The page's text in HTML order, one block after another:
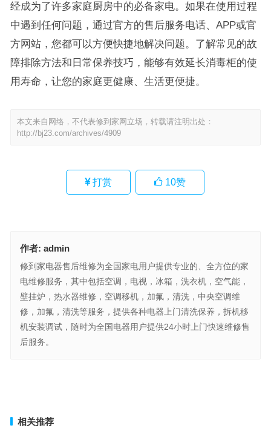
经成为了许多家庭厨房中的必备家电。如果在使用过程
中遇到任何问题，通过官方的售后服务电话、APP或官
方网站，您都可以方便快捷地解决问题。了解常见的故
障排除方法和日常保养技巧，能够有效延长消毒柜的使
用寿命，让您的家庭更健康、生活更便捷。
本文来自网络，不代表修到家网立场，转载请注明出处：
http://bj23.com/archives/4909
打赏 10赞
作者: admin
修到家电器售后维修为全国家电用户提供专业的、全方位的家
电维修服务，其中包括空调，电视，冰箱，洗衣机，空气能，
壁挂炉，热水器维修，空调移机，加氟，清洗，中央空调维
修，加氟，清洗等服务，提供各种电器上门清洗保养，拆机移
机安装调试，随时为全国电器用户提供24小时上门快速维修售
后服务。
相关推荐